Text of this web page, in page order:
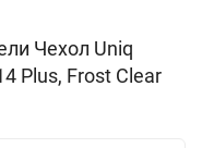
+ поликарбонат
Чехол Uniq
Plus, Frost Clear